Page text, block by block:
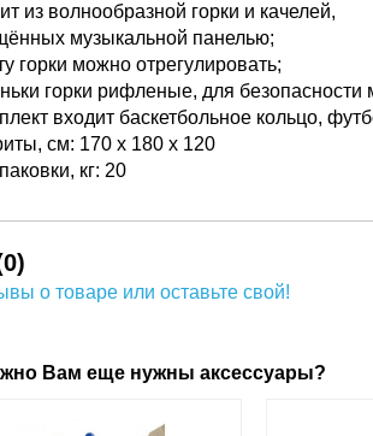
из волнообразной горки и качелей,
музыкальной панелью;
горки можно отрегулировать;
горки рифленые, для
входит баскетбольное кольцо,
см: 170 х 180 х 120
кг: 20
о товаре или оставьте свой!
Вам еще нужны аксессуары?